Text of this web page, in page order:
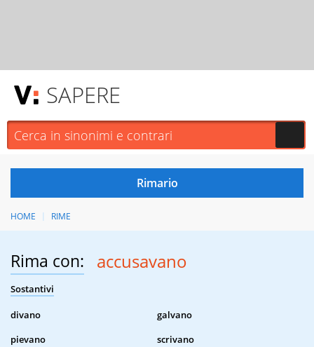
SAPERE
HOME RIME
Rima con: accusavano
Sostantivi
divano
galvano
pievano
scrivano